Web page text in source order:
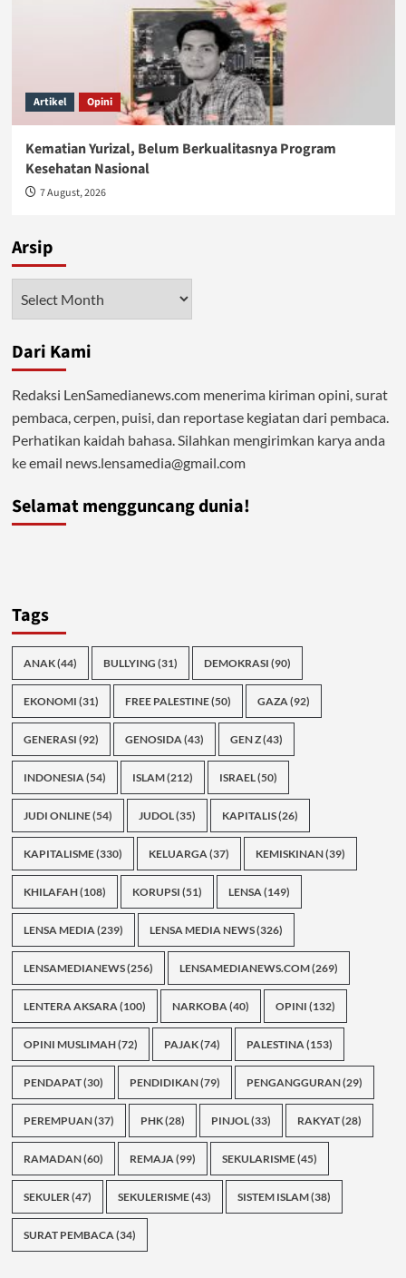
Artikel Opini
Kematian Yurizal, Belum Berkualitasnya Program
Kesehatan Nasional
7 August, 2026
Arsip
Dari Kami
Redaksi LenSamedianews.com menerima kiriman opini, surat
pembaca, cerpen, puisi, dan reportase kegiatan dari pembaca.
Perhatikan kaidah bahasa. Silahkan mengirimkan karya anda
ke email news.lensamedia@gmail.com
Selamat mengguncang dunia!
Tags
ANAK(44) BULLYING (31) DEMOKRASI (90)
EKONOMI (31) FREE PALESTINE(50) GAZA(92)
GENERASI (92) GENOSIDA(43) GEN Z(43)
INDONESIA(54) ISLAM(212) ISRAEL(50)
JUDI ONLINE(54) JUDOL(35) KAPITALIS(26)
KAPITALISME(330) KELUARGA(37) KEMISKINAN(39)
KHILAFAH(108) KORUPSI (51) LENSA(149)
LENSA MEDIA(239) LENSA MEDIA NEWS(326)
LENSAMEDIANEWS(256) LENSAMEDIANEWS.COM(269)
LENTERA AKSARA(100) NARKOBA(40) OPINI (132)
OPINI MUSLIMAH(72) PAJAK(74) PALESTINA(153)
PENDAPAT(30) PENDIDIKAN(79) PENGANGGURAN(29)
PEREMPUAN(37) PHK(28) PINJOL(33) RAKYAT(28)
RAMADAN(60) REMAJA(99) SEKULARISME(45)
SEKULER(47) SEKULERISME(43) SISTEM ISLAM(38)
SURAT PEMBACA(34)